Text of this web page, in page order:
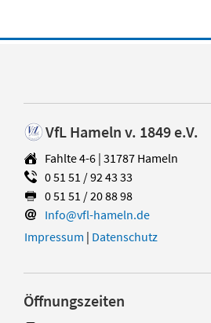
VfL Hameln v. 1849 e.V.
Fahlte 4-6 | 31787 Hameln
0 51 51 / 92 43 33
0 51 51 / 20 88 98
Info@vfl-hameln.de
Impressum | Datenschutz
Öffnungszeiten